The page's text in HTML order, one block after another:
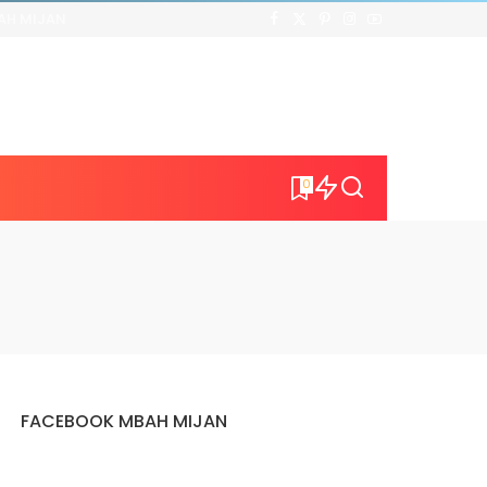
0
FACEBOOK MBAH MIJAN